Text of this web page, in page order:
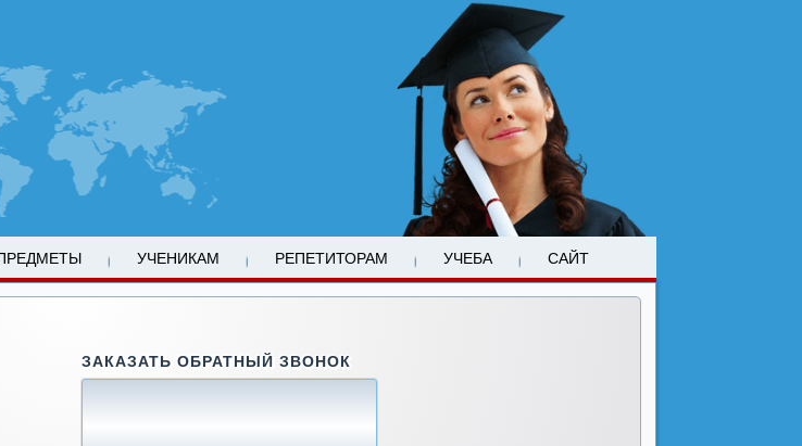
УЧЕНИКАМ РЕПЕТИТОРАМ УЧЕБА САЙТ
ЗАКАЗАТЬ ОБРАТНЫЙ ЗВОНОК